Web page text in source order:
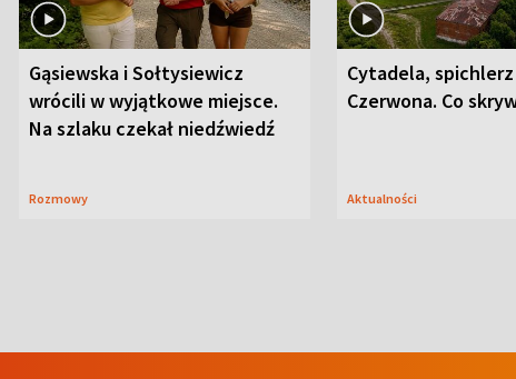
Gąsiewska i Sołtysiewicz
wrócili w wyjątkowe miejsce.
Na szlaku czekał niedźwiedź
Rozmowy
Cytadela, spichlerz
Czerwona. Co
Aktualności